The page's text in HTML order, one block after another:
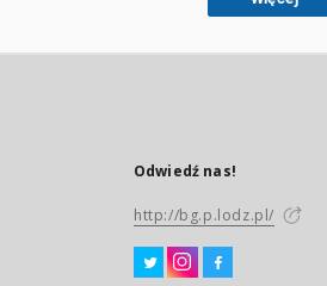
Odwiedź nas!
http://bg.p.lodz.pl/